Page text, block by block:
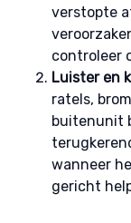
verstopte
controleer
Luister en
ratels,
buitenunit
wanneer
gericht